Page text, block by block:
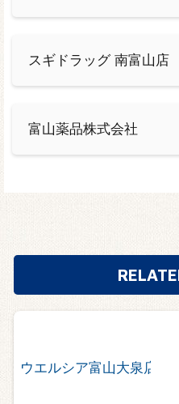
スギドラッグ 南富山店
富山薬品株式会社